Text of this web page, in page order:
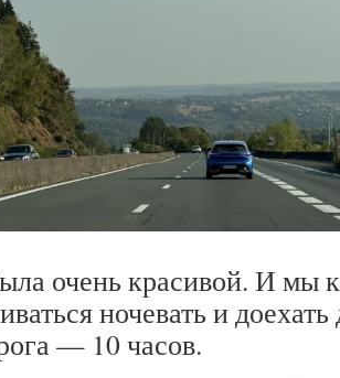
очень красивой. И мы
ночевать и
— 10 часов.